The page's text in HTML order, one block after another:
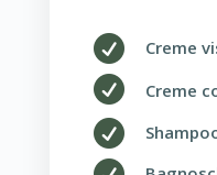
 Creme
 Creme
